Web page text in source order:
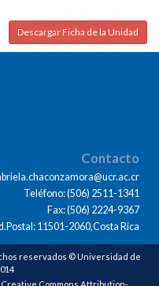
Descargar Ficha de la Unidad
Contacto
Teléfono: (506) 2511-1341
Fax: (506) 2224-9367
11501-2060,Costa Rica
reservados © Universidad de